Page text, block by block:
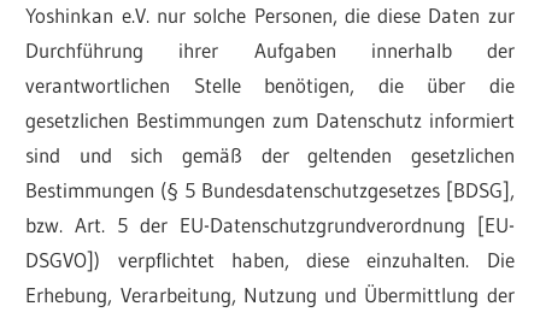
Yoshinkan e.V. nur solche Personen, die diese Daten zur
Durchführung ihrer Aufgaben innerhalb der
verantwortlichen Stelle benötigen, die über die
gesetzlichen Bestimmungen zum Datenschutz informiert
sind und sich gemäß der geltenden gesetzlichen
Bestimmungen (§ 5 Bundesdatenschutzgesetzes [BDSG],
bzw. Art. 5 der EU-Datenschutzgrundverordnung [EU-
DSGVO]) verpflichtet haben, diese einzuhalten. Die
Erhebung, Verarbeitung, Nutzung und Übermittlung der